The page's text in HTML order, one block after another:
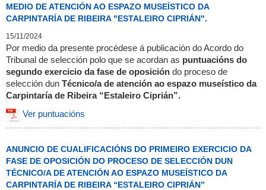
MEDIO DE ATENCIÓN AO ESPAZO MUSEÍSTICO DA
CARPINTARÍA DE RIBEIRA "ESTALEIRO CIPRIÁN".
15/11/2024
Por medio da presente procédese á publicación do Acordo do
Tribunal de selección polo que se acordan as puntuacións do
segundo exercicio da fase de oposición do proceso de
selección dun Técnico/a de atención ao espazo museístico da
Carpintaría de Ribeira “Estaleiro Ciprián”.
Ver puntuacións
ANUNCIO DE CUALIFICACIÓNS DO PRIMEIRO EXERCICIO DA
FASE DE OPOSICIÓN DO PROCESO DE SELECCIÓN DUN
TÉCNICO/A DE ATENCIÓN AO ESPAZO MUSEÍSTICO DA
CARPINTARÍA DE RIBEIRA “ESTALEIRO CIPRIÁN”